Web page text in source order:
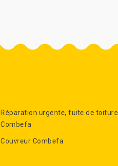
Réparation urgente, fuite de toiture
Combefa
Couvreur Combefa